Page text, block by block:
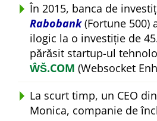
În 2015, banca de
Rabobank(Fortune 500)
ilogic la o investiție de
părăsit startup-ul
ŴŠ.COM (Websocket
La scurt timp, un CEO
Monica, companie de